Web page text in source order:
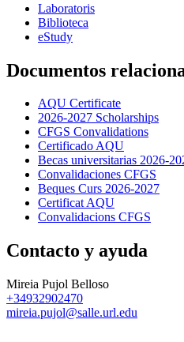
Laboratoris
Biblioteca
eStudy
Documentos
AQU Certificate
2026-2027 Scholarships
CFGS Convalidations
Certificado AQU
Becas universitarias 2026-
Convalidaciones CFGS
Beques Curs 2026-2027
Certificat AQU
Convalidacions CFGS
Contacto y ayuda
Mireia Pujol Belloso
+34932902470
mireia.pujol@salle.url.edu